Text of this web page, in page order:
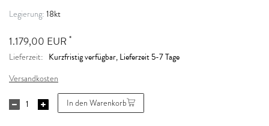
Legierung: 18kt
1.179,00 EUR *
Lieferzeit: Kurzfristig verfügbar, Lieferzeit 5-7 Tage
Versandkosten
In den Warenkorb